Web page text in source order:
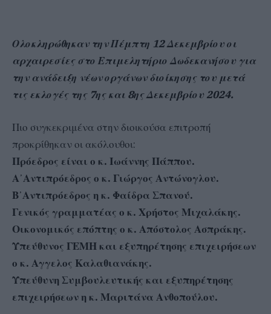
Ολοκληρώθηκαν την Πέμπτη 12 Δεκεμβρίου οι
αρχαιρεσίες στο Επιμελητήριο Δωδεκανήσου για
την ανάδειξη νέων οργάνων διοίκησης του μετά
τις εκλογές της 7ης και 8ης Δεκεμβρίου 2024.
Πιο συγκεκριμένα στην διοικούσα επιτροπή
προκρίθηκαν οι ακόλουθοι:
Πρόεδρος είναι ο κ. Ιωάννης Πάππου.
Α᾽Αντιπρόεδρος ο κ. Γιώργος Αντώνογλου.
Β᾽Αντιπρόεδρος η κ. Φαίδρα Σπανού.
Γενικός γραμματέας ο κ. Χρήστος Μιχαλάκης.
Οικονομικός επόπτης ο κ. Απόστολος Ασπράκης.
Υπεύθυνος ΓΕΜΗ και εξυπηρέτησης επιχειρήσεων
ο κ. Αγγελος Καλαθιανάκης.
Υπεύθυνη Συμβουλευτικής και εξυπηρέτησης
επιχειρήσεων η κ. Μαριτάνα Ανθοπούλου.